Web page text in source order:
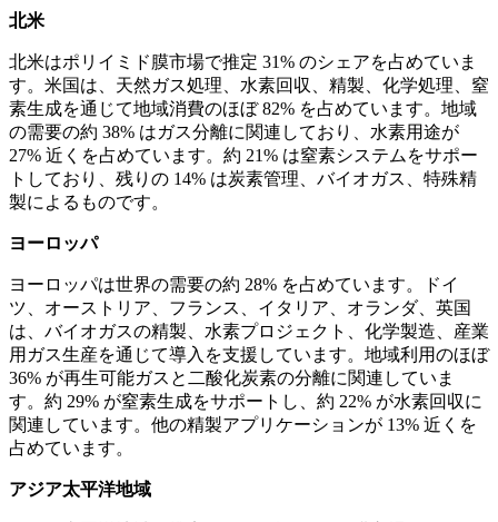
北米
北米はポリイミド膜市場で推定 31% のシェアを占めていま
す。米国は、天然ガス処理、水素回収、精製、化学処理、窒
素生成を通じて地域消費のほぼ 82% を占めています。地域
の需要の約 38% はガス分離に関連しており、水素用途が
27% 近くを占めています。約 21% は窒素システムをサポー
トしており、残りの 14% は炭素管理、バイオガス、特殊精
製によるものです。
ヨーロッパ
ヨーロッパは世界の需要の約 28% を占めています。ドイ
ツ、オーストリア、フランス、イタリア、オランダ、英国
は、バイオガスの精製、水素プロジェクト、化学製造、産業
用ガス生産を通じて導入を支援しています。地域利用のほぼ
36% が再生可能ガスと二酸化炭素の分離に関連していま
す。約 29% が窒素生成をサポートし、約 22% が水素回収に
関連しています。他の精製アプリケーションが 13% 近くを
占めています。
アジア太平洋地域